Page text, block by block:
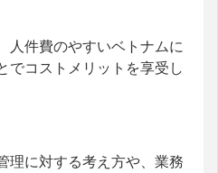
人件費のやすいベトナムに
でコストメリットを享受し
理に対する考え方や、業務